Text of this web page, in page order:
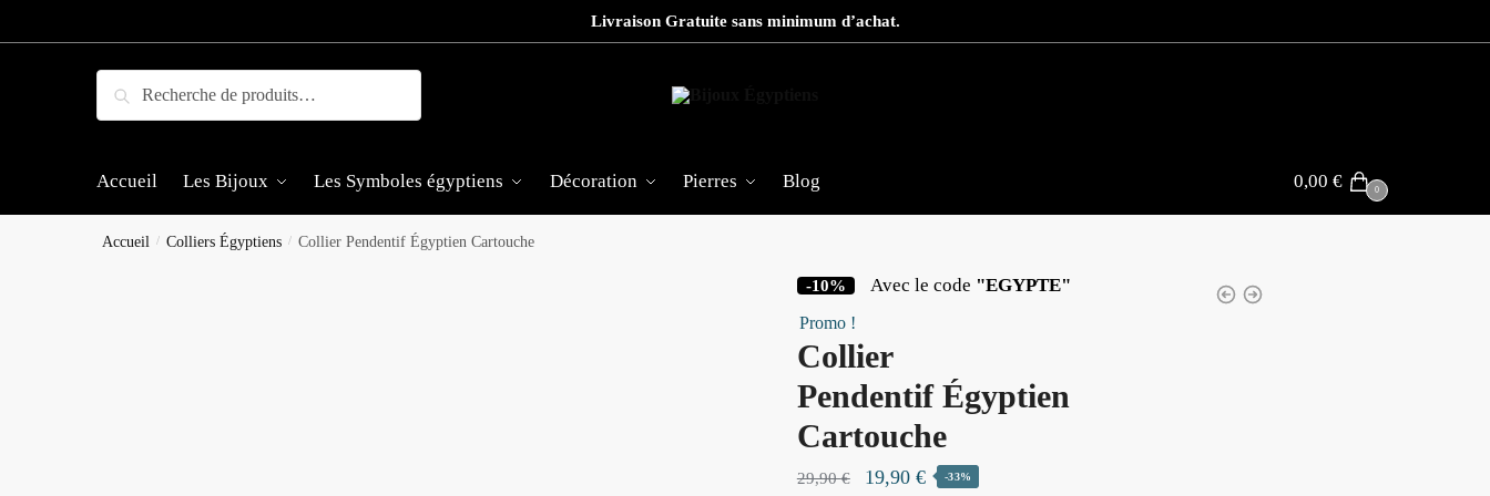
to
to
Livraison Gratuite sans minimum d’achat.
Recherche
Accueil Les Bijoux Les Symboles égyptiens Décoration Pierres Blog 0,00 € 0
Accueil / Colliers Égyptiens / Collier Pendentif Égyptien Cartouche
-10% Avec le code "EGYPTE"
Promo !
Collier
Pendentif Égyptien
Cartouche
29,90€ Le
19,90 €Le-33%